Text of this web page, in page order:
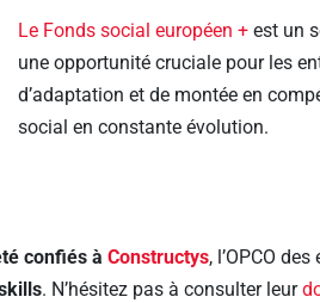
Le Fonds social européen + est un
une opportunité cruciale pour les
d’adaptation et de montée en
social en constante évolution.
confiés à Constructys, l’OPCO
. N’hésitez pas à consulter leur